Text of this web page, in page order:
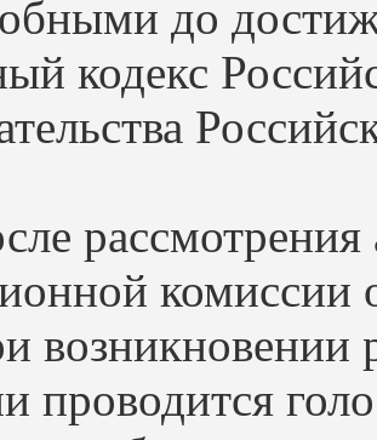
до
кодекс
комиссии
возникновении
проводится